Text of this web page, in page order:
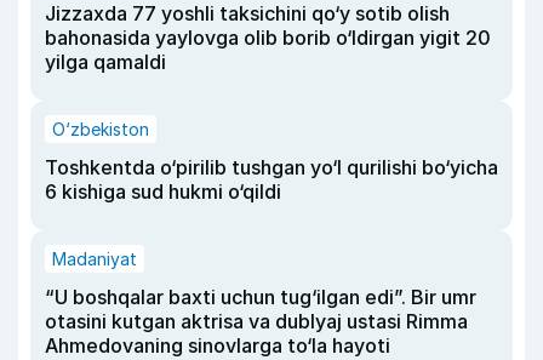
Jizzaxda 77 yoshli taksichini qo‘y sotib olish
bahonasida yaylovga olib borib o‘ldirgan yigit 20
yilga qamaldi
O‘zbekiston
Toshkentda o‘pirilib tushgan yo‘l qurilishi bo‘yicha
6 kishiga sud hukmi o‘qildi
Madaniyat
“U boshqalar baxti uchun tug‘ilgan edi”. Bir umr
otasini kutgan aktrisa va dublyaj ustasi Rimma
Ahmedovaning sinovlarga to‘la hayoti